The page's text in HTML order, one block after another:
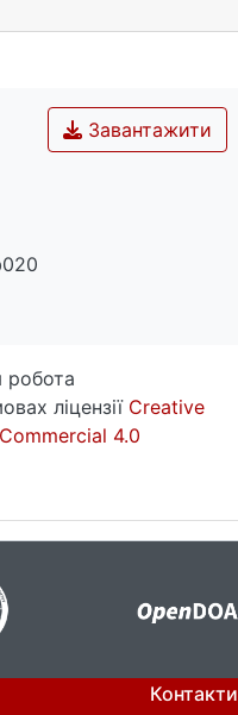
Завантажити
робота
ліцензії Creative
4.0
Контакти